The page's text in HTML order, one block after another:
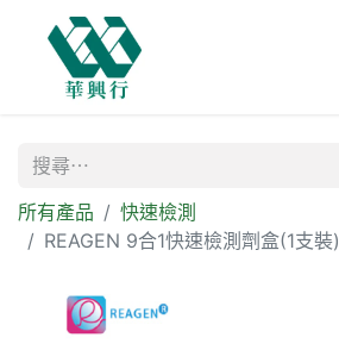
所有產品
快速檢測
REAGEN 9合1快速檢測劑盒(1支裝)